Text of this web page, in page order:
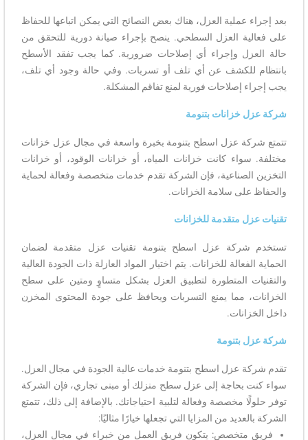
بعد إجراء عملية العزل، هناك بعض النصائح التي يمكن اتباعها للحفاظ
على فعالية العزل السطحي. ينصح بإجراء صيانة دورية للتحقق من
حالة العزل وإجراء أي إصلاحات ضرورية. كما يجب تفقد الأسطح
بانتظام للكشف عن أي تلف أو تسربات. وفي حالة وجود أي تلف،
يجب إجراء إصلاحات فورية لمنع تفاقم المشكلة.
شركة عزل خزانات بتنومة
تتمتع شركة عزل اسطح بتنومة بخبرة واسعة في مجال عزل خزانات
مختلفة. سواء كانت خزانات المياه، أو خزانات الوقود، أو خزانات
التخزين الصناعية، فإن الشركة تقدم خدمات متخصصة وفعالة لحماية
والحفاظ على سلامة الخزانات.
تقنيات عزل متقدمة للخزانات
تستخدم شركة عزل اسطح بتنومة تقنيات عزل متقدمة لضمان
الحماية الفعالة للخزانات. يتم اختيار المواد العازلة ذات الجودة العالية
والتقنيات المتطورة لتطبيق العزل بشكل متساوٍ ومتين على سطح
الخزانات، مما يمنع التسربات ويحافظ على جودة المحتوى المخزن
داخل الخزانات.
شركة عزل بتنومة
تقدم شركة عزل اسطح بتنومة خدمات عالية الجودة في مجال العزل.
سواء كنت بحاجة إلى عزل سطح منزلك أو مبنى تجاري، فإن الشركة
توفر حلولًا مخصصة وفعالة لتلبية احتياجاتك. بالإضافة إلى ذلك، تتمتع
الشركة بالعديد من المزايا التي تجعلها خيارًا مثاليًا:
فريق متخصص: يتكون فريق العمل من خبراء في مجال العزل،